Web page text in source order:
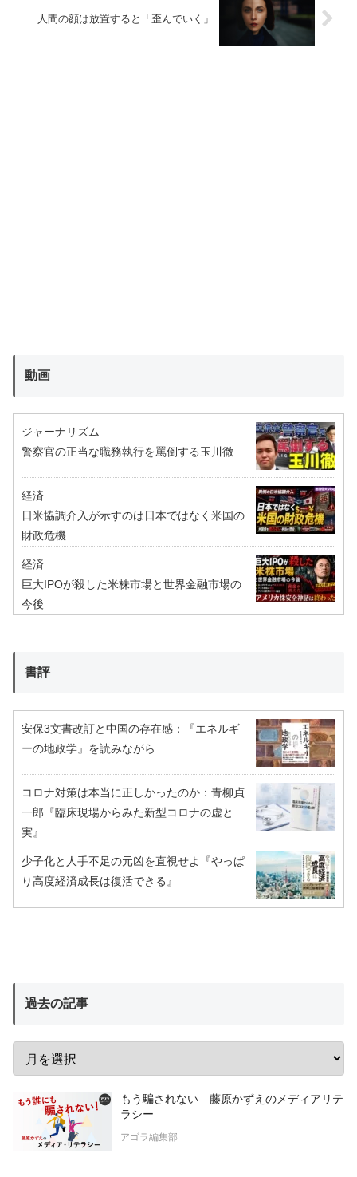
人間の顔は放置すると「歪んでいく」
動画
ジャーナリズム
警察官の正当な職務執行を罵倒する玉川徹
経済
日米協調介入が示すのは日本ではなく米国の
財政危機
経済
巨大IPOが殺した米株市場と世界金融市場の
今後
書評
安保3文書改訂と中国の存在感：『エネルギ
ーの地政学』を読みながら
コロナ対策は本当に正しかったのか：青柳貞
一郎『臨床現場からみた新型コロナの虚と
実』
少子化と人手不足の元凶を直視せよ『やっぱ
り高度経済成長は復活できる』
過去の記事
もう騙されない 藤原かずえのメディアリテ
ラシー
アゴラ編集部